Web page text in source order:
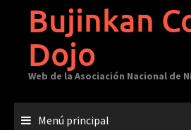
Bujinkan
Dojo
Web de la Asociación Nacional de
Menú principal